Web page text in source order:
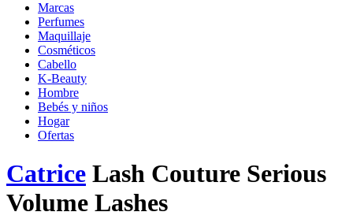
Marcas
Perfumes
Maquillaje
Cosméticos
Cabello
K-Beauty
Hombre
Bebés y niños
Hogar
Ofertas
Catrice Lash Couture Serious
Volume Lashes